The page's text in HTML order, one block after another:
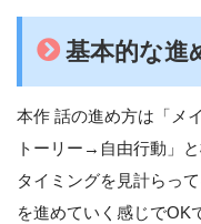
基本的な進
本作 話の進め方は「メ
トーリー→自由行動」
タイミングを見計らっ
を進めていく感じでOK